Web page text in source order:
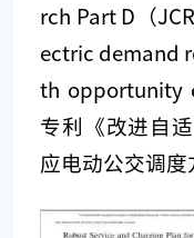
rch Part D（
ectric demand
th opportunity
专利《改进自
应电动公交调度